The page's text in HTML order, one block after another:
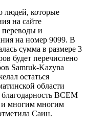
людей, которые
на сайте
переводы и
на номер 9099. В
сумма в размере 3
будет перечислено
Samruk-Kazyna
остаться
области
благодарность ВСЕМ
и многим многим
Саин.